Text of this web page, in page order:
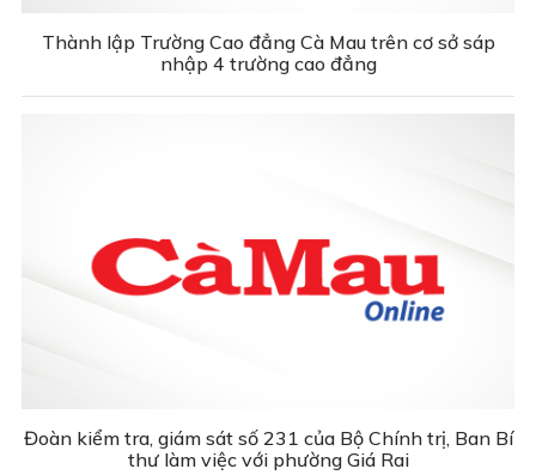
Thành lập Trường Cao đẳng Cà Mau trên cơ sở sáp
nhập 4 trường cao đẳng
Đoàn kiểm tra, giám sát số 231 của Bộ Chính trị, Ban Bí
thư làm việc với phường Giá Rai